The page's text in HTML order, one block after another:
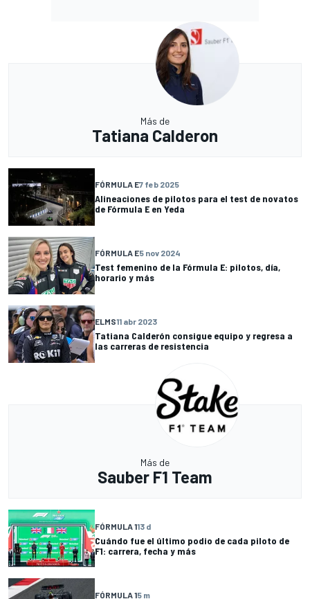
Más de
Tatiana Calderon
FÓRMULA E7 feb 2025
Alineaciones de pilotos para el test de novatos
de Fórmula E en Yeda
FÓRMULA E5 nov 2024
Test femenino de la Fórmula E: pilotos, día,
horario y más
ELMS11 abr 2023
Tatiana Calderón consigue equipo y regresa a
las carreras de resistencia
Más de
Sauber F1 Team
FÓRMULA 113 d
Cuándo fue el último podio de cada piloto de
F1: carrera, fecha y más
FÓRMULA 15 m